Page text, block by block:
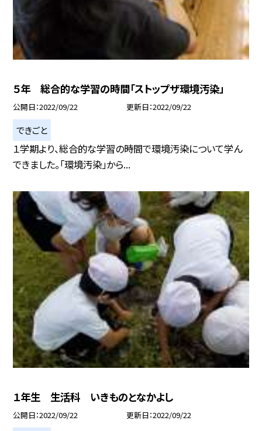
５年 総合的な学習の時間「ストップザ環境汚染」
公開日 2022/09/22 更新日 2022/09/22
できごと
１学期より、総合的な学習の時間で環境汚染について学ん
できました。「環境汚染」から...
１年生 生活科 いきものとなかよし
公開日 2022/09/22 更新日 2022/09/22